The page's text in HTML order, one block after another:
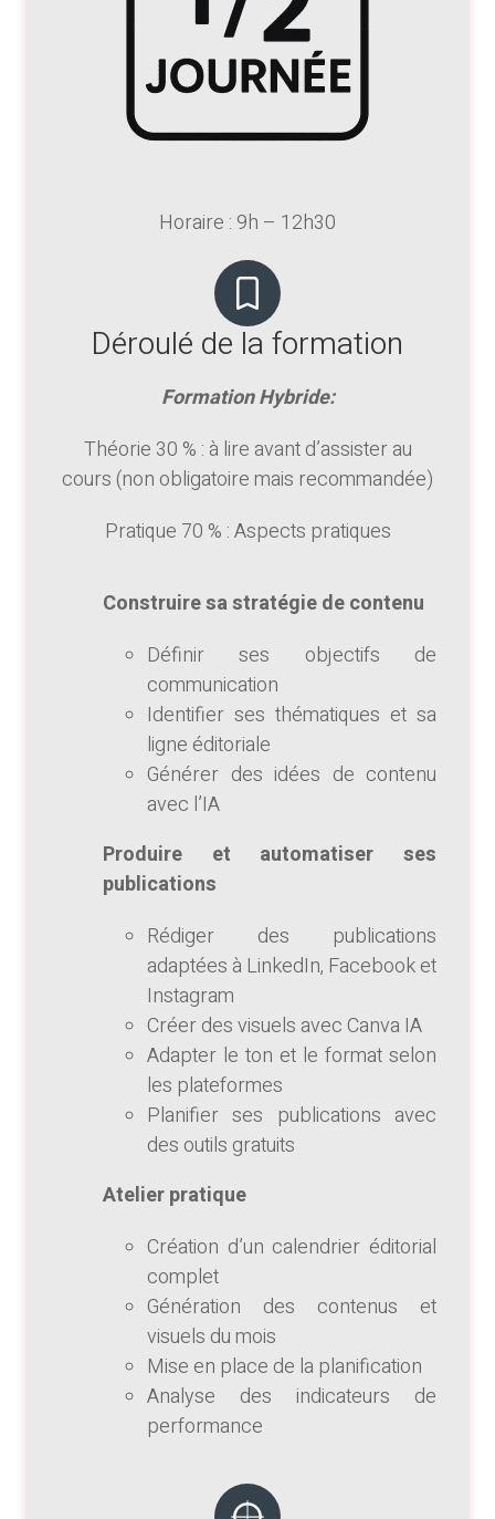
Horaire : 9h – 12h30
Déroulé de la formation
Formation Hybride:
Théorie 30 % : à lire avant d’assister au
cours (non obligatoire mais recommandée)
Pratique 70 % : Aspects pratiques
Construire sa stratégie de contenu
Définir ses objectifs de
communication
Identifier ses thématiques et sa
ligne éditoriale
Générer des idées de contenu
avec l’IA
Produire et automatiser ses
publications
Rédiger des publications
adaptées à LinkedIn, Facebook et
Instagram
Créer des visuels avec Canva IA
Adapter le ton et le format selon
les plateformes
Planifier ses publications avec
des outils gratuits
Atelier pratique
Création d’un calendrier éditorial
complet
Génération des contenus et
visuels du mois
Mise en place de la planification
Analyse des indicateurs de
performance